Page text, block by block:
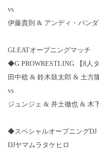
vs
伊藤貴則 & アンディ・パン
GLEATオープニングマッチ
◆G PROWRESTLING 【8人
田中稔 & 鈴木鼓太郎 & 土方
vs
ジュンジェ & 井土徹也 & 木
◆スペシャルオープニングDJ
DJヤマムラタケヒロ